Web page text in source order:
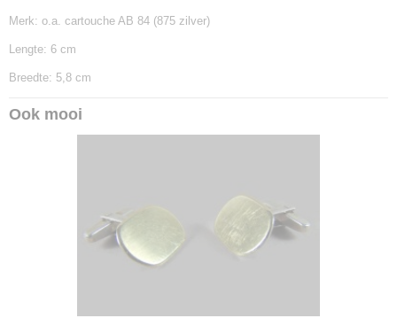
Merk: o.a. cartouche AB 84 (875 zilver)
Lengte: 6 cm
Breedte: 5,8 cm
Ook mooi